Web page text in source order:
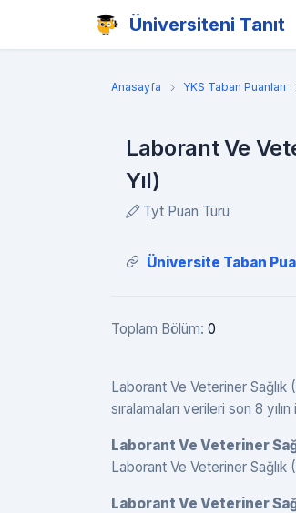
Üniversiteni Tanıt
Anasayfa YKS Taban Puanları
Laborant Ve
Yıl)
Tyt Puan Türü
Üniversite Taban
Toplam Bölüm: 0
Laborant Ve Veteriner Sağlık
sıralamaları verileri son 8
Laborant Ve Veteriner
Laborant Ve Veteriner Sağlık
Laborant Ve Veteriner